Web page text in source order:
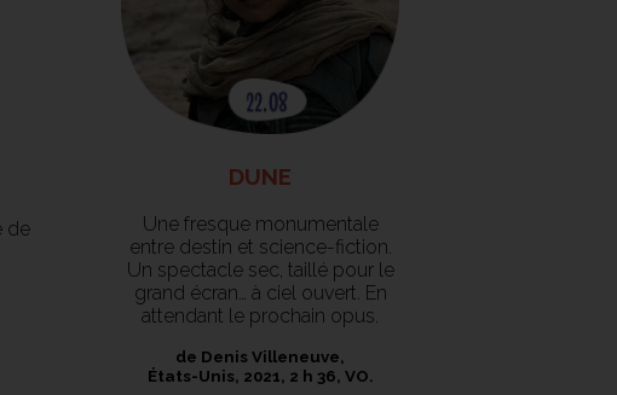
de
DUNE
Une fresque monumentale
entre destin et science-fiction.
Un spectacle sec, taillé pour le
grand écran… à ciel ouvert. En
attendant le prochain opus.
de Denis Villeneuve,
États-Unis, 2021, 2 h 36, VO.